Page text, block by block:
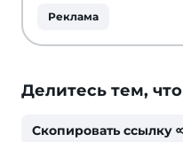
Реклама
Делитесь тем,
Скопировать ссылку